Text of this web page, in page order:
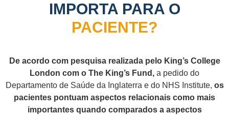
IMPORTA PARA O
PACIENTE?
De acordo com pesquisa realizada pelo King’s College
London com o The King’s Fund, a pedido do
Departamento de Saúde da Inglaterra e do NHS Institute, os
pacientes pontuam aspectos relacionais como mais
importantes quando comparados a aspectos